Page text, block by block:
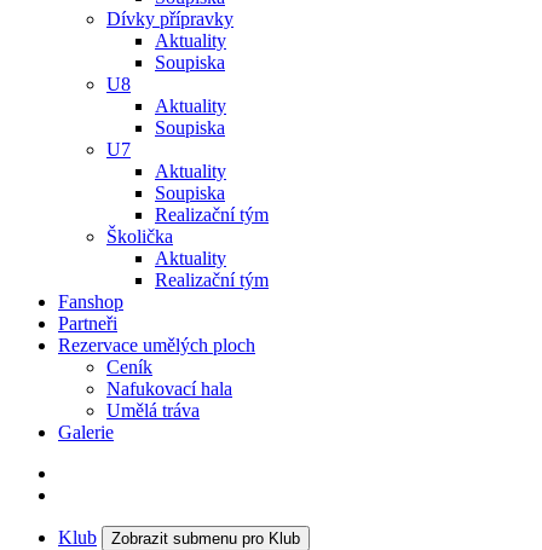
Dívky přípravky
Aktuality
Soupiska
U8
Aktuality
Soupiska
U7
Aktuality
Soupiska
Realizační tým
Školička
Aktuality
Realizační tým
Fanshop
Partneři
Rezervace umělých ploch
Ceník
Nafukovací hala
Umělá tráva
Galerie
Klub Zobrazit submenu pro Klub